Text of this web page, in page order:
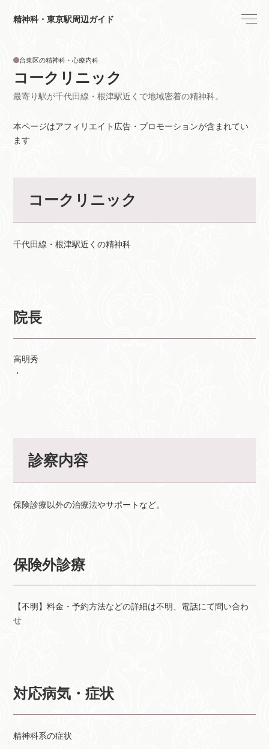
精神科・東京駅周辺ガイド
コークリニック
最寄り駅が千代田線・根津駅近くで地域密着の精神科。
台東区の精神科・心療内科
本ページはアフィリエイト広告・プロモーションが含まれてい
ます
コークリニック
千代田線・根津駅近くの精神科
院長
高明秀
・
診察内容
保険診療以外の治療法やサポートなど。
保険外診療
【不明】料金・予約方法などの詳細は不明、電話にて問い合わ
せ
対応病気・症状
精神科系の症状